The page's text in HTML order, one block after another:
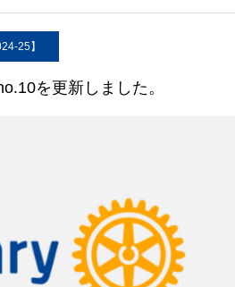
25】
を更新しました。